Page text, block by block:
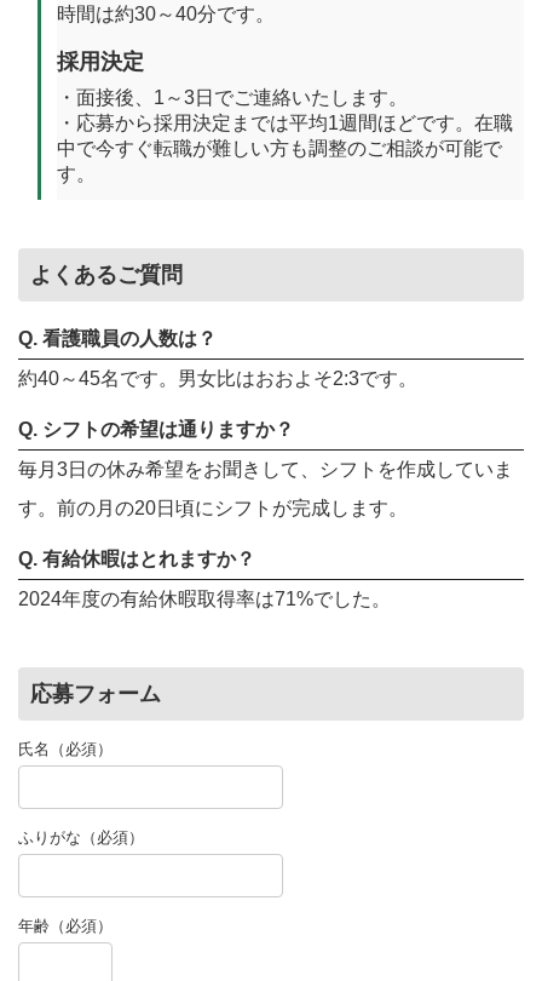
時間は約30～40分です。
採用決定
・面接後、1～3日でご連絡いたします。
・応募から採用決定までは平均1週間ほどです。在職
中で今すぐ転職が難しい方も調整のご相談が可能で
す。
よくあるご質問
Q. 看護職員の人数は？
約40～45名です。男女比はおおよそ2:3です。
Q. シフトの希望は通りますか？
毎月3日の休み希望をお聞きして、シフトを作成していま
す。前の月の20日頃にシフトが完成します。
Q. 有給休暇はとれますか？
2024年度の有給休暇取得率は71%でした。
応募フォーム
氏名（必須）
ふりがな（必須）
年齢（必須）